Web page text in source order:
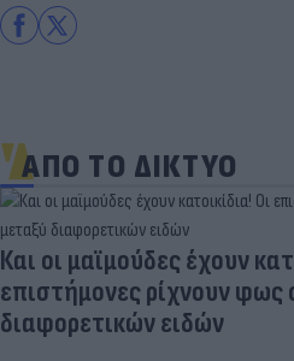
ΑΠΟ ΤΟ ΔΙΚΤΥΟ